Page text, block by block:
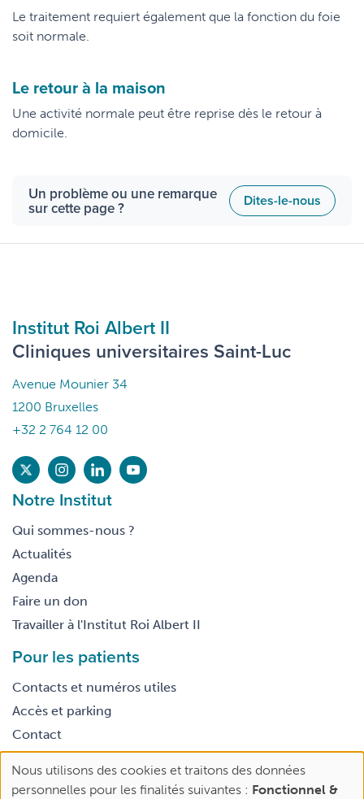
Le traitement requiert également que la fonction du foie
soit normale.
Le retour à la maison
Une activité normale peut être reprise dès le retour à
domicile.
Un problème ou une remarque
sur cette page ? Dites-le-nous
Institut Roi Albert II
Cliniques universitaires Saint-Luc
Avenue Mounier 34
1200 Bruxelles
+32 2 764 12 00
Notre Institut
Qui sommes-nous ?
Actualités
Agenda
Faire un don
Travailler à l'Institut Roi Albert II
Pour les patients
Contacts et numéros utiles
Accès et parking
Contact
Footer
Conditions générales d’utilisation
Use
Nous utilisons des cookies et traitons des données
personnelles pour les finalités suivantes : Fonctionnel &